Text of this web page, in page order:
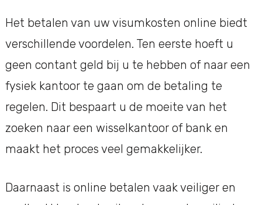
Het betalen van uw visumkosten online biedt
verschillende voordelen. Ten eerste hoeft u
geen contant geld bij u te hebben of naar een
fysiek kantoor te gaan om de betaling te
regelen. Dit bespaart u de moeite van het
zoeken naar een wisselkantoor of bank en
maakt het proces veel gemakkelijker.
Daarnaast is online betalen vaak veiliger en